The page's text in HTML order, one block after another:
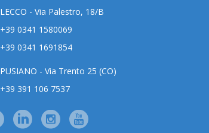
LECCO - Via Palestro, 18/B
+39 0341 1580069
+39 0341 1691854
PUSIANO - Via Trento 25 (CO)
+39 391 106 7537